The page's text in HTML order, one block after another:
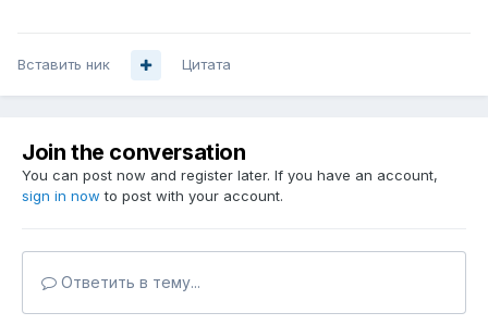
Вставить ник Цитата
Join the conversation
You can post now and register later. If you have an account,
sign in now to post with your account.
Ответить в тему...